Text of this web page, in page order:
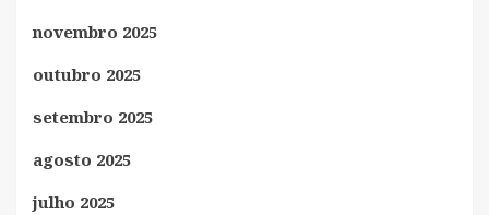
novembro 2025
outubro 2025
setembro 2025
agosto 2025
julho 2025